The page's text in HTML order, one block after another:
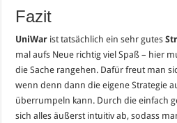
Fazit
UniWar ist tatsächlich ein sehr gutes
mal aufs Neue richtig viel Spaß – hier
die Sache rangehen. Dafür freut man
wenn denn dann die eigene Strategie
überrumpeln kann. Durch die einfach
sich alles äußerst intuitiv ab, sodass